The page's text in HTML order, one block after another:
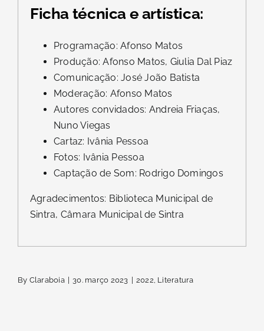
Ficha técnica e artística:
Programação: Afonso Matos
Produção: Afonso Matos, Giulia Dal Piaz
Comunicação: José João Batista
Moderação: Afonso Matos
Autores convidados: Andreia Friaças,
Nuno Viegas
Cartaz: Ivânia Pessoa
Fotos: Ivânia Pessoa
Captação de Som: Rodrigo Domingos
Agradecimentos: Biblioteca Municipal de
Sintra, Câmara Municipal de Sintra
By Claraboia 30. março 2023 2022 Literatura